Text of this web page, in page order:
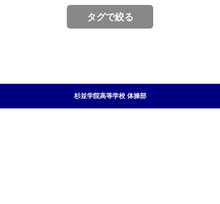
タグで絞る
杉並学院高等学校 体操部